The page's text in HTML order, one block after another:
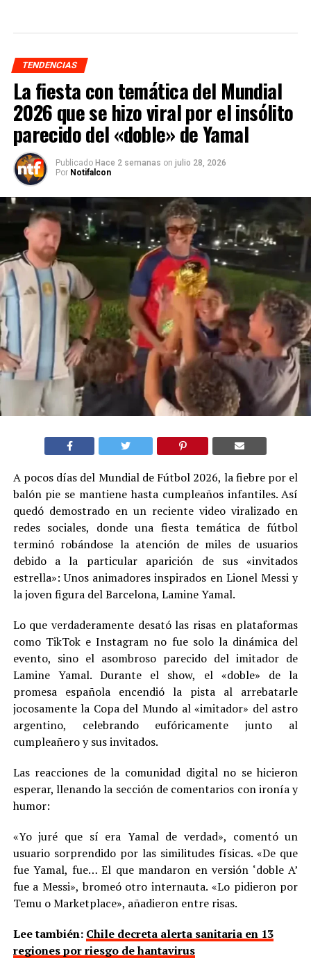
TENDENCIAS
La fiesta con temática del Mundial
2026 que se hizo viral por el insólito
parecido del «doble» de Yamal
Publicado Hace 2 semanas on julio 28, 2026
Por Notifalcon
A pocos días del Mundial de Fútbol 2026, la fiebre por el
balón pie se mantiene hasta cumpleaños infantiles. Así
quedó demostrado en un reciente video viralizado en
redes sociales, donde una fiesta temática de fútbol
terminó robándose la atención de miles de usuarios
debido a la particular aparición de sus «invitados
estrella»: Unos animadores inspirados en Lionel Messi y
la joven figura del Barcelona, Lamine Yamal.
Lo que verdaderamente desató las risas en plataformas
como TikTok e Instagram no fue solo la dinámica del
evento, sino el asombroso parecido del imitador de
Lamine Yamal. Durante el show, el «doble» de la
promesa española encendió la pista al arrebatarle
jocosamente la Copa del Mundo al «imitador» del astro
argentino, celebrando eufóricamente junto al
cumpleañero y sus invitados.
Las reacciones de la comunidad digital no se hicieron
esperar, llenando la sección de comentarios con ironía y
humor:
«Yo juré que sí era Yamal de verdad», comentó un
usuario sorprendido por las similitudes físicas. «De que
fue Yamal, fue… El que mandaron en versión ‘doble A’
fue a Messi», bromeó otro internauta. «Lo pidieron por
Temu o Marketplace», añadieron entre risas.
Lee también: Chile decreta alerta sanitaria en 13
regiones por riesgo de hantavirus